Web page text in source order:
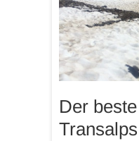
Der
Transalps